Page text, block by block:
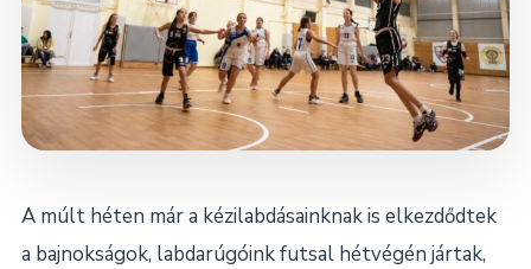
Kapcsolat
A múlt héten már a kézilabdásainknak is elkezdődtek
a bajnokságok, labdarúgóink futsal hétvégén jártak,